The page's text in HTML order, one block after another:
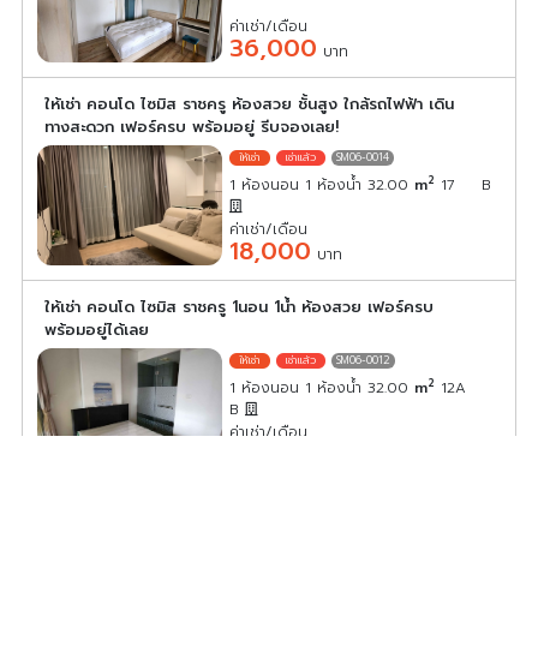
ค่าเช่า/เดือน
36,000 บาท
ให้เช่า คอนโด ไซมิส ราชครู ห้องสวย ชั้นสูง ใกล้รถไฟฟ้า เดิน
ทางสะดวก เฟอร์ครบ พร้อมอยู่ รีบจองเลย!
SM06-0014
1 ห้องนอน 1 ห้องน้ำ 32.00 m2 17 B
ค่าเช่า/เดือน
18,000 บาท
ให้เช่า คอนโด ไซมิส ราชครู 1นอน 1น้ำ ห้องสวย เฟอร์ครบ
พร้อมอยู่ได้เลย
SM06-0012
1 ห้องนอน 1 ห้องน้ำ 32.00 m2 12A
B
ค่าเช่า/เดือน